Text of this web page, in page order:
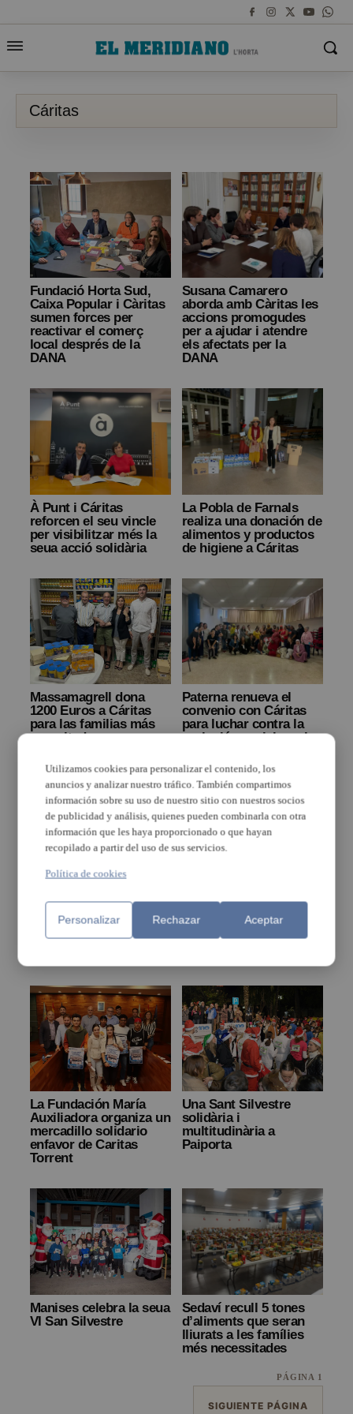
Cáritas
Fundació Horta Sud,
Caixa Popular i Càritas
sumen forces per
reactivar el comerç
local després de la
DANA
Susana Camarero
aborda amb Càritas les
accions promogudes
per a ajudar i atendre
els afectats per la
DANA
À Punt i Cáritas
reforcen el seu vincle
per visibilitzar més la
seua acció solidària
La Pobla de Farnals
realiza una donación de
alimentos y productos
de higiene a Cáritas
Massamagrell dona
1200 Euros a Cáritas
para las familias más
necesitadas
Paterna renueva el
convenio con Cáritas
para luchar contra la
exclusión social en el
convenio con Cáritas
para seguir impulsando
la inserción
sociolaboral de las
Cáritas acompañó en el
Arciprestazgo 15 a 1973
personas en 2022 en
L’Horta Nord
La Fundación María
Auxiliadora organiza un
mercadillo solidario
enfavor de Caritas
Torrent
Una Sant Silvestre
solidària i
multitudinària a
Paiporta
Manises celebra la seua
VI San Silvestre
Sedaví recull 5 tones
d’aliments que seran
lliurats a les famílies
més necessitades
PÁGINA 1
SIGUIENTE PÁGINA
Utilizamos cookies para personalizar el contenido, los
anuncios y analizar nuestro tráfico. También compartimos
información sobre su uso de nuestro sitio con nuestros socios
de publicidad y análisis, quienes pueden combinarla con otra
información que les haya proporcionado o que hayan
recopilado a partir del uso de sus servicios.
Política de cookies
Personalizar Rechazar Aceptar